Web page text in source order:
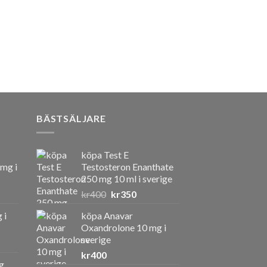
i
i
BÄSTSÄLJARE
köpa Test E
Testosteron Enanthate
250 mg 10 ml i sverige
kr400 Det
priset
var:
kr400.
kr350Det
är:
köpa Anavar
Oxandrolone 10 mg i
sverige
kr400